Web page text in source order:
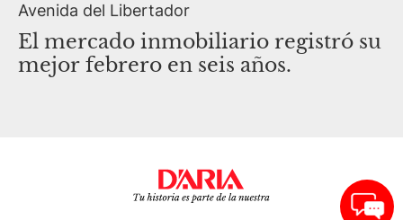
Avenida del Libertador
El mercado inmobiliario registró su
mejor febrero en seis años.